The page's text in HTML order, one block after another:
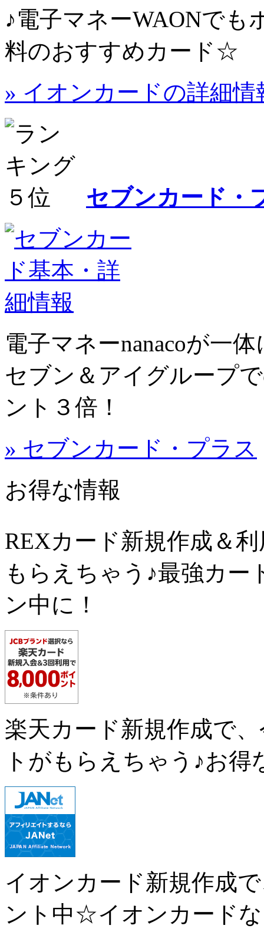
♪電子マネーWAONでも
料のおすすめカード☆
» イオンカードの詳細情
セブンカード・
電子マネーnanacoが一
セブン＆アイグループ
ント３倍！
» セブンカード・プラス
お得な情報
REXカード新規作成＆
もらえちゃう♪最強カ
ン中に！
楽天カード新規作成で
トがもらえちゃう♪お
イオンカード新規作成
ント中☆イオンカード